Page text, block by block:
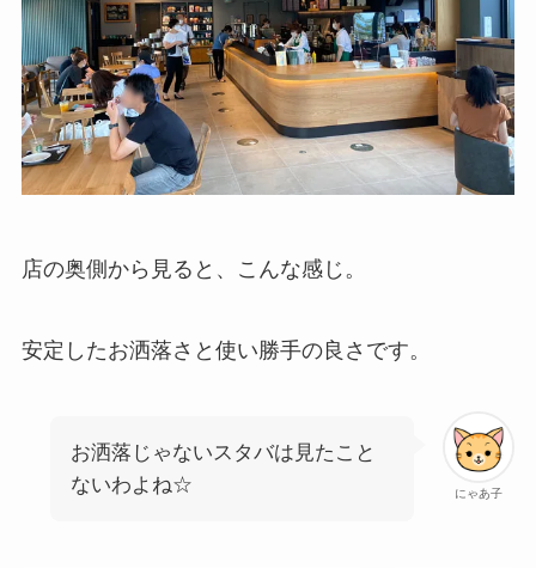
店の奥側から見ると、こんな感じ。
安定したお洒落さと使い勝手の良さです。
にゃあ子
お洒落じゃないスタバは見たこと
ないわよね☆